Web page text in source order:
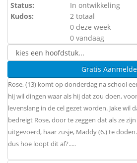
Status:
In ontwikkeling
Kudos:
2 totaal
0 deze week
0 vandaag
Gratis
Rose, (13) komt op donderdag na school
hij wil dingen waar als hij dat zou doen,
levenslang in de cel gezet worden. Jake wil
bedreigt Rose, door te zeggen dat als ze
uitgevoerd, haar zusje, Maddy (6.) te doden.
dus hoe loopt dit af?.....